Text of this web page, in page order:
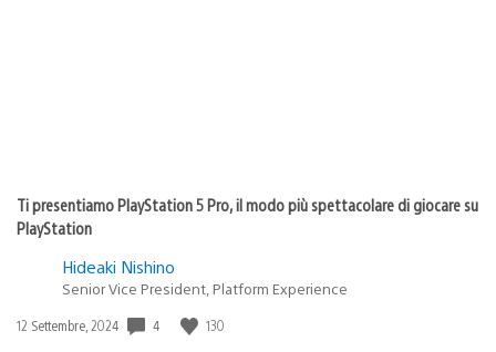
Ti presentiamo PlayStation 5 Pro, il modo più spettacolare di giocare su
PlayStation
Hideaki Nishino
Senior Vice President, Platform Experience
Data
12 Settembre, 2024 4 130